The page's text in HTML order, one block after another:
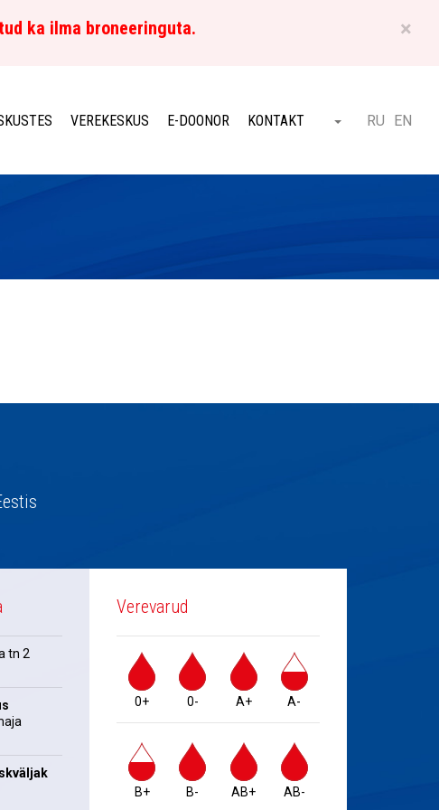
×
ka ilma broneeringuta.
VEREKESKUS E-DOONOR KONTAKT Otsi ET
RU EN
tn 2
Verevarud
0+ 0- A+ A-
B+ B- AB+ AB-